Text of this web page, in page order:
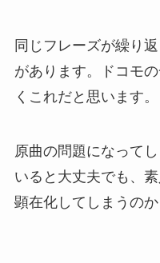
同じフレーズが繰り
があります。ドコモ
くこれだと思います。
原曲の問題になって
いると大丈夫でも、
顕在化してしまうのか